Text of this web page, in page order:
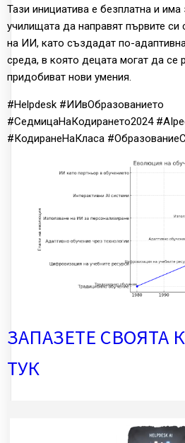
Тази инициатива е безплатна и
училищата да направят първите си
на ИИ, като създадат по-
среда, в която децата могат да се
придобиват нови умения.
#Helpdesk #ИИвОбразованието
#СедмицаНаКодирането2024
#КодиранеНаКласа
ЗАПАЗЕТЕ СВОЯТА
ТУК